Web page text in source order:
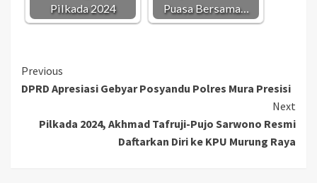
Pilkada 2024
Puasa Bersama…
Continue
Reading
Previous
DPRD Apresiasi Gebyar Posyandu Polres Mura Presisi
Next
Pilkada 2024, Akhmad Tafruji-Pujo Sarwono Resmi
Daftarkan Diri ke KPU Murung Raya